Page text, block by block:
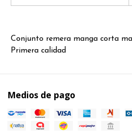
Conjunto remera manga corta
Primera calidad
Medios de pago